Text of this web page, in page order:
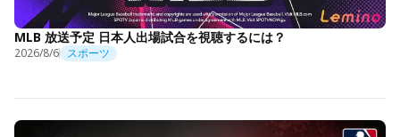
MLB 放送予定 日本人出場試合を視聴するには？
2026/8/6 スポーツ